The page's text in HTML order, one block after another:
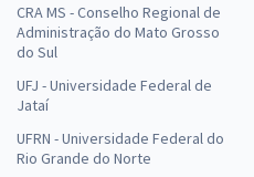
CRA MS - Conselho Regional de
Administração do Mato Grosso
do Sul
UFJ - Universidade Federal de
Jataí
UFRN - Universidade Federal do
Rio Grande do Norte